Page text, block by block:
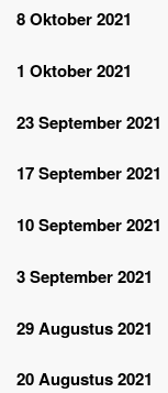
8 Oktober 2021
1 Oktober 2021
23 September 2021
17 September 2021
10 September 2021
3 September 2021
29 Augustus 2021
20 Augustus 2021